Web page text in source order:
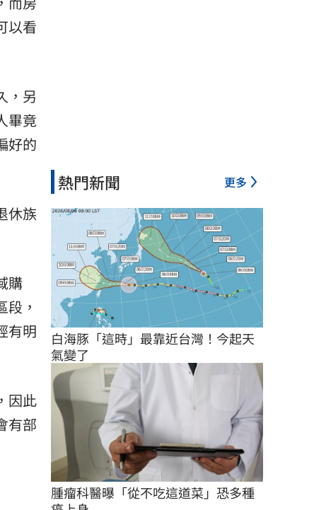
以看
，另
畢竟
好的
休族
購
段，
有明
因此
有部
熱門新聞 更多
白海豚「這時」最靠近台灣！今起天
氣變了
腫瘤科醫曝「從不吃這道菜」恐多種